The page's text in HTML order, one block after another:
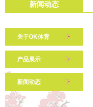
新闻动态
关于OK体育
产品展示
新闻动态